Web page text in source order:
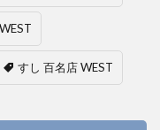
すし 百名店 WEST